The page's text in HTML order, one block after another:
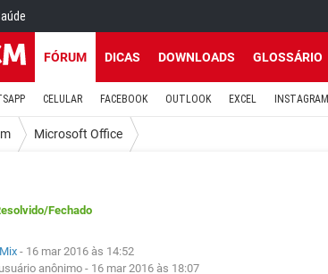
FÓRUM DICAS DOWNLOADS GLOSSÁRIO
CELULAR FACEBOOK OUTLOOK EXCEL INSTAGRAM
Microsoft Office
/Fechado
- 16 mar 2016 às 14:52
usuário anônimo - 16 mar 2016 às 18:07